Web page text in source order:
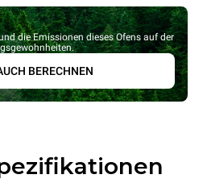
die Emissionen dieses Ofens auf der
BERECHNEN